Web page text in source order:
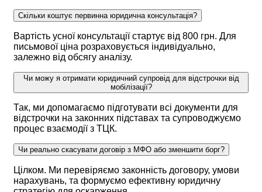
Скільки коштує первинна юридична консультація?
Вартість усної консультації стартує від 800 грн. Для
письмової ціна розраховується індивідуально,
залежно від обсягу аналізу.
Чи можу я отримати юридичний супровід для відстрочки від
мобілізації?
Так, ми допомагаємо підготувати всі документи для
відстрочки на законних підставах та супроводжуємо
процес взаємодії з ТЦК.
Чи реально скасувати договір з МФО або зменшити борг?
Цілком. Ми перевіряємо законність договору, умови
нарахувань, та формуємо ефективну юридичну